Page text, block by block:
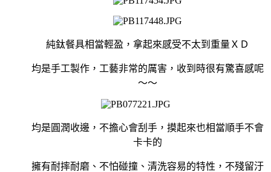
純鈦餐具相當輕盈，拿起來感受不太到重量ＸＤ
均是手工製作，工藝非常的厲害，收到時很有驚喜感呢
～～
均是圓潤收邊，不擔心會刮手，摸起來也相當順手不會
卡卡的
擁有耐摔耐磨、不怕碰撞、清洗容易的特性，不殘留汙